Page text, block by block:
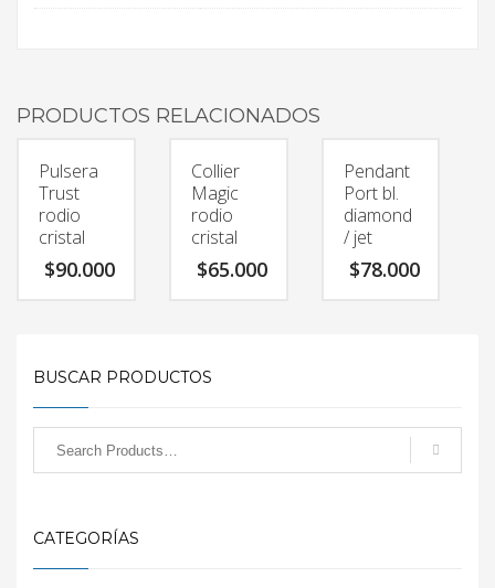
PRODUCTOS RELACIONADOS
Pulsera
Trust
rodio
cristal
$90.000
Collier
Magic
rodio
cristal
$65.000
Pendant
Port bl.
diamond
/ jet
$78.000
BUSCAR PRODUCTOS
CATEGORÍAS